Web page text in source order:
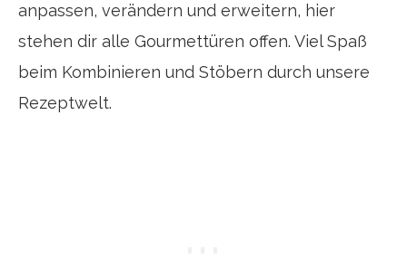
anpassen, verändern und erweitern, hier
stehen dir alle Gourmettüren offen. Viel Spaß
beim Kombinieren und Stöbern durch unsere
Rezeptwelt.